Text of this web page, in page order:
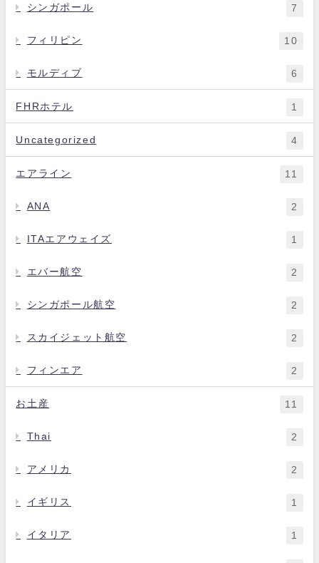
シンガポール 7
フィリピン 10
モルディブ 6
FHRホテル 1
Uncategorized 4
エアライン 11
ANA 2
ITAエアウェイズ 1
エバー航空 2
シンガポール航空 2
スカイジェット航空 2
フィンエア 2
お土産 11
Thai 2
アメリカ 2
イギリス 1
イタリア 1